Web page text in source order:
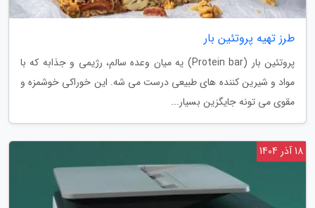
طرز تهیه پروتئین بار
پروتئین بار (Protein bar) یه میان وعده سالم، رژیمی و جذابه که با
مواد و شیرین کننده های طبیعی درست می شه. این خوراکی خوشمزه و
مقوی می تونه جایگزین بسیار...
18 آذر 1404